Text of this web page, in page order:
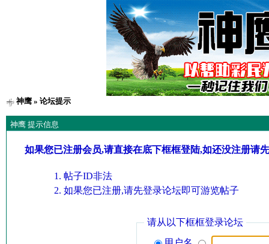
神鹰» 论坛提示
神鹰 提示信息
如果您已注册会员,请直接在底下框框登陆,如还没注册请
帖子ID非法
如果您已注册,请先登录论坛即可游览帖子
请从以下框框登录论坛